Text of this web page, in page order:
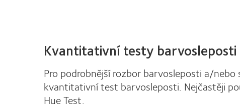
Kvantitativní testy barvosleposti
Pro podrobnější rozbor barvosleposti a/
kvantitativní test barvosleposti. Nejčastěji
Hue Test.